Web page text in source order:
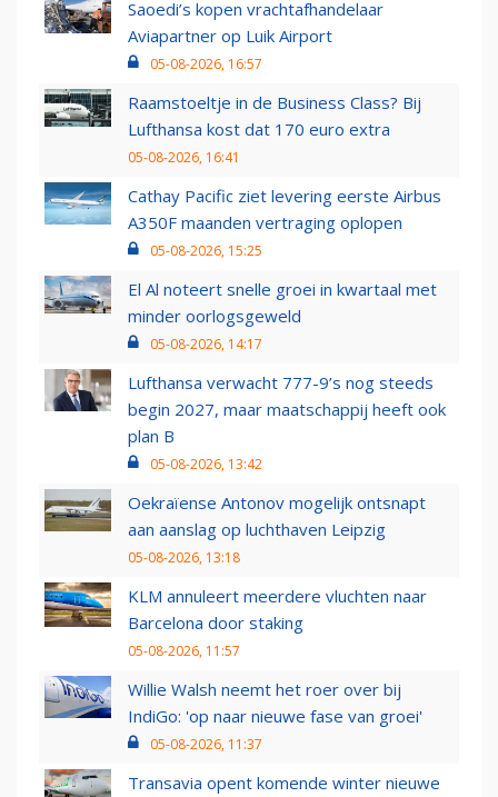
Saoedi’s kopen vrachtafhandelaar
Aviapartner op Luik Airport
05-08-2026, 16:57
Raamstoeltje in de Business Class? Bij
Lufthansa kost dat 170 euro extra
05-08-2026, 16:41
Cathay Pacific ziet levering eerste Airbus
A350F maanden vertraging oplopen
05-08-2026, 15:25
El Al noteert snelle groei in kwartaal met
minder oorlogsgeweld
05-08-2026, 14:17
Lufthansa verwacht 777-9’s nog steeds
begin 2027, maar maatschappij heeft ook
plan B
05-08-2026, 13:42
Oekraïense Antonov mogelijk ontsnapt
aan aanslag op luchthaven Leipzig
05-08-2026, 13:18
KLM annuleert meerdere vluchten naar
Barcelona door staking
05-08-2026, 11:57
Willie Walsh neemt het roer over bij
IndiGo: 'op naar nieuwe fase van groei'
05-08-2026, 11:37
Transavia opent komende winter nieuwe